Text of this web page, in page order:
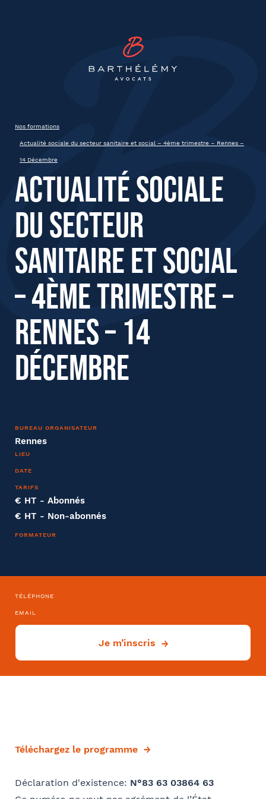
Nos formations
Actualité sociale du secteur sanitaire et social – 4ème trimestre – Rennes –
14 Décembre
Actualité sociale
du secteur
sanitaire et social
– 4ème trimestre –
Rennes – 14
Décembre
BUREAU ORGANISATEUR
Rennes
LIEU
DATE
TARIFS
€ HT - Abonnés
€ HT - Non-abonnés
FORMATEUR
TÉLÉPHONE
EMAIL
Je m’inscris
Téléchargez le programme
Déclaration d'existence: N°83 63 03864 63
Actualité sociale du secteur
sanitaire et social – 4ème
État civil
Prénom
Nom
Entreprise
Société
Fonction
Effectifs dans l'entreprise
Oui
Si oui dans quelle ville ?- FACULTATIF
Comment avez-vous connu le cabinet / la formation ?
Internet Bon appétit RH Autre
Tapez votre recherche et
Se